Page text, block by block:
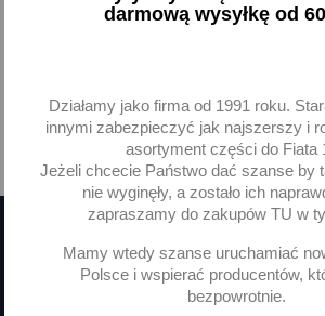
Otrzymuj informację o
i wyprzedażach
darmową wysyłkę od
Działamy jako firma od 1991 roku.
innymi zabezpieczyć jak najszerszy i
asortyment części do Fiata
Jeżeli chcecie Państwo dać szanse by
nie wyginęły, a zostało ich
zapraszamy do zakupów TU w
Mamy wtedy szanse uruchamiać
Polsce i wspierać producentów,
bezpowrotnie.